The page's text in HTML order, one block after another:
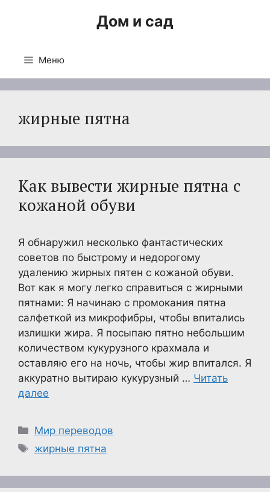
Дом и сад
Меню
жирные пятна
Как вывести жирные пятна с
кожаной обуви
Я обнаружил несколько фантастических
советов по быстрому и недорогому
удалению жирных пятен с кожаной обуви.
Вот как я могу легко справиться с жирными
пятнами: Я начинаю с промокания пятна
салфеткой из микрофибры, чтобы впитались
излишки жира. Я посыпаю пятно небольшим
количеством кукурузного крахмала и
оставляю его на ночь, чтобы жир впитался. Я
аккуратно вытираю кукурузный … Читать
далее
Рубрики
Мир переводов
Метки
жирные пятна